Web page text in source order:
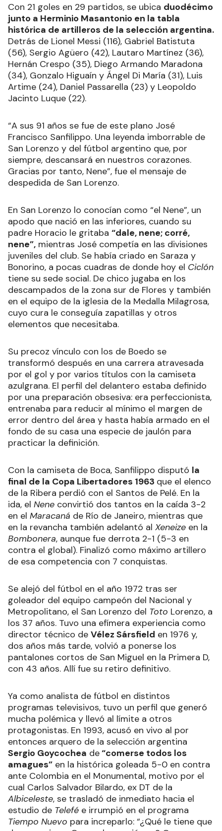
Con 21 goles en 29 partidos, se ubica duodécimo
junto a Herminio Masantonio en la tabla
histórica de artilleros de la selección argentina.
Detrás de Lionel Messi (116), Gabriel Batistuta
(56), Sergio Agüero (42), Lautaro Martínez (36),
Hernán Crespo (35), Diego Armando Maradona
(34), Gonzalo Higuaín y Ángel Di María (31), Luis
Artime (24), Daniel Passarella (23) y Leopoldo
Jacinto Luque (22).
“A sus 91 años se fue de este plano José
Francisco Sanfilippo. Una leyenda imborrable de
San Lorenzo y del fútbol argentino que, por
siempre, descansará en nuestros corazones.
Gracias por tanto, Nene”, fue el mensaje de
despedida de San Lorenzo.
En San Lorenzo lo conocían como “el Nene”, un
apodo que nació en las inferiores, cuando su
padre Horacio le gritaba “dale, nene; corré,
nene”, mientras José competía en las divisiones
juveniles del club. Se había criado en Saraza y
Bonorino, a pocas cuadras de donde hoy el Ciclón
tiene su sede social. De chico jugaba en los
descampados de la zona sur de Flores y también
en el equipo de la iglesia de la Medalla Milagrosa,
cuyo cura le conseguía zapatillas y otros
elementos que necesitaba.
Su precoz vínculo con los de Boedo se
transformó después en una carrera atravesada
por el gol y por varios títulos con la camiseta
azulgrana. El perfil del delantero estaba definido
por una preparación obsesiva: era perfeccionista,
entrenaba para reducir al mínimo el margen de
error dentro del área y hasta había armado en el
fondo de su casa una especie de jaulón para
practicar la definición.
Con la camiseta de Boca, Sanfilippo disputó la
final de la Copa Libertadores 1963 que el elenco
de la Ribera perdió con el Santos de Pelé. En la
ida, el Nene convirtió dos tantos en la caída 3-2
en el Maracaná de Río de Janeiro, mientras que
en la revancha también adelantó al Xeneize en la
Bombonera, aunque fue derrota 2-1 (5-3 en
contra el global). Finalizó como máximo artillero
de esa competencia con 7 conquistas.
Se alejó del fútbol en el año 1972 tras ser
goleador del equipo campeón del Nacional y
Metropolitano, el San Lorenzo del Toto Lorenzo, a
los 37 años. Tuvo una efímera experiencia como
director técnico de Vélez Sársfield en 1976 y,
dos años más tarde, volvió a ponerse los
pantalones cortos de San Miguel en la Primera D,
con 43 años. Allí fue su retiro definitivo.
Ya como analista de fútbol en distintos
programas televisivos, tuvo un perfil que generó
mucha polémica y llevó al límite a otros
protagonistas. En 1993, acusó en vivo al por
entonces arquero de la selección argentina
Sergio Goycochea de“comerse todos los
amagues” en la histórica goleada 5-0 en contra
ante Colombia en el Monumental, motivo por el
cual Carlos Salvador Bilardo, ex DT de la
Albiceleste, se trasladó de inmediato hacia el
estudio de Telefé e irrumpió en el programa
Tiempo Nuevo para increparlo: “¿Qué le tiene que